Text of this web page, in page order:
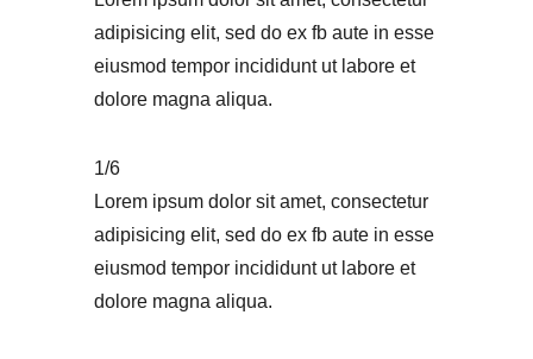
adipisicing elit, sed do ex fb aute in esse
eiusmod tempor incididunt ut labore et
dolore magna aliqua.
1/6
Lorem ipsum dolor sit amet, consectetur
adipisicing elit, sed do ex fb aute in esse
eiusmod tempor incididunt ut labore et
dolore magna aliqua.